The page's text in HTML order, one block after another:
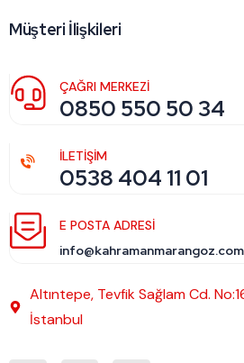
Müşteri İlişkileri
ÇAĞRI MERKEZİ
0850 550 50 34
İLETİŞİM
0538 404 11 01
E POSTA ADRESI
info@kahramanmarangoz.com
Altıntepe, Tevfik Sağlam Cd.
İstanbul